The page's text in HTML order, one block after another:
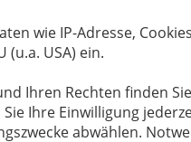
wie IP-Adresse,
USA) ein.
Ihren Rechten finden
Ihre Einwilligung
abwählen.